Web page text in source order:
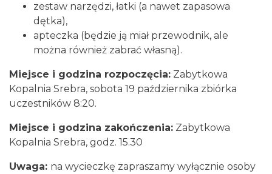
Poland Bachaturo Festiwal
Katowice
2026-08-14
19.62 km
zestaw narzędzi, łatki (a nawet zapasowa
dętka),
apteczka (będzie ją miał przewodnik, ale
można również zabrać własną).
Miejsce i godzina rozpoczęcia: Zabytkowa
Kopalnia Srebra, sobota 19 października zbiórka
uczestników 8:20.
Miejsce i godzina zakończenia: Zabytkowa
Kopalnia Srebra, godz. 15.30
Uwaga: na wycieczkę zapraszamy wyłącznie osoby